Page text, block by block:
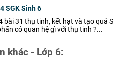
SGK Sinh 6
bài 31 thụ tinh, kết hạt và tạo quả
có quan hệ gì với thụ tinh ?...
khác - Lớp 6: